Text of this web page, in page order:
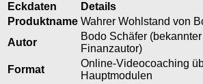
Eckdaten
Details
Produktname Wahrer Wohlstand von
Autor
Bodo Schäfer
Finanzautor)
Format
Online-Videocoaching
Hauptmodulen